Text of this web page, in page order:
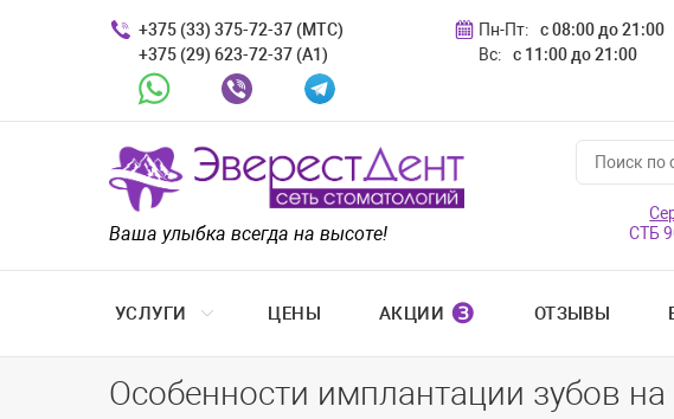
+375 (33) 375-72-37 (МТС)
+375 (29) 623-72-37 (A1)
Whatsapp Viber Telegram
Пн-Пт: с 08:00 до 21:00
Вс:
с 11:00 до 21:00
Ваша улыбка всегда на высоте!
СТБ
УСЛУГИ ЦЕНЫ АКЦИИ ❸ ОТЗЫВЫ
Особенности имплантации зубов